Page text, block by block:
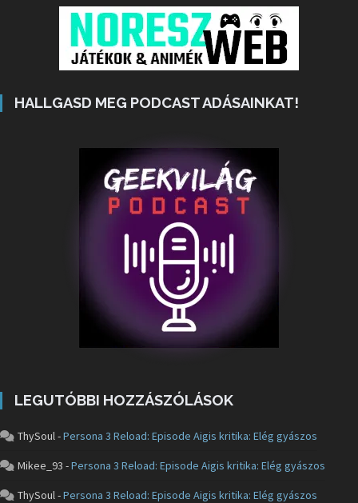
HALLGASD MEG PODCAST ADÁSAINKAT!
LEGUTÓBBI HOZZÁSZÓLÁSOK
ThySoul-Persona 3 Reload: Episode Aigis kritika: Elég gyászos
Mikee_93 -Persona 3 Reload: Episode Aigis kritika: Elég gyászos
ThySoul-Persona 3 Reload: Episode Aigis kritika: Elég gyászos